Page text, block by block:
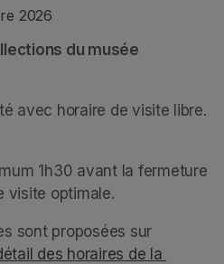
2026
du musée
avec horaire de visite libre.
1h30 avant la fermeture
visite optimale.
sont proposées sur
des horaires de la